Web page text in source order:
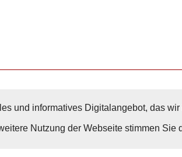
und informatives Digitalangebot, das
Nutzung der Webseite stimmen Sie